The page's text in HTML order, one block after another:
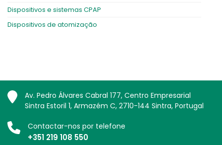
Dispositivos e sistemas CPAP
Dispositivos de atomização
Av. Pedro Álvares Cabral 177, Centro Empresarial
Sintra Estoril 1, Armazém C, 2710-144 Sintra, Portugal
Contactar-nos por telefone
+351 219 108 550